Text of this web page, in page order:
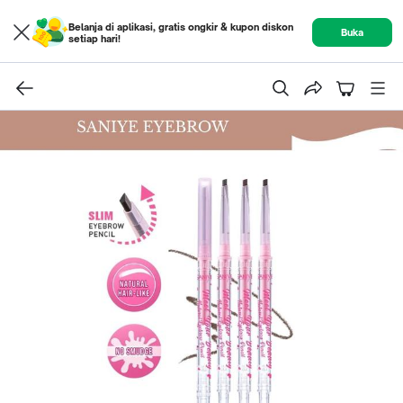
Belanja di aplikasi, gratis ongkir & kupon diskon
setiap hari!
Buka